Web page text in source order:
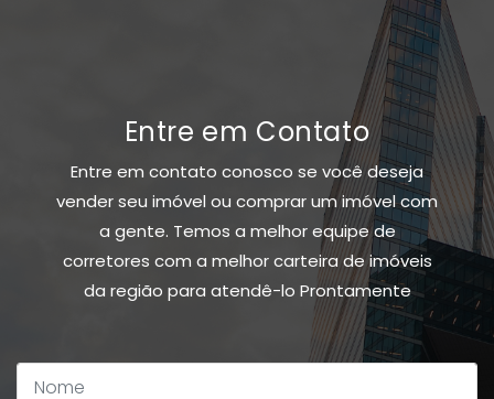
Entre em Contato
Entre em contato conosco se você deseja
vender seu imóvel ou comprar um imóvel com
a gente. Temos a melhor equipe de
corretores com a melhor carteira de imóveis
da região para atendê-lo Prontamente